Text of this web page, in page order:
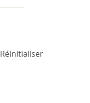
Réinitialiser